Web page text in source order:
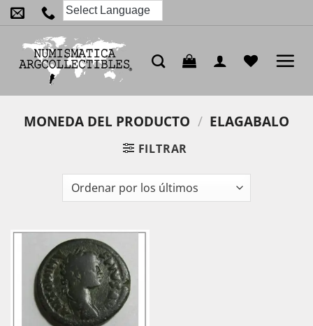
Saltar
al
contenido
MONEDA DEL PRODUCTO / ELAGABALO
FILTRAR